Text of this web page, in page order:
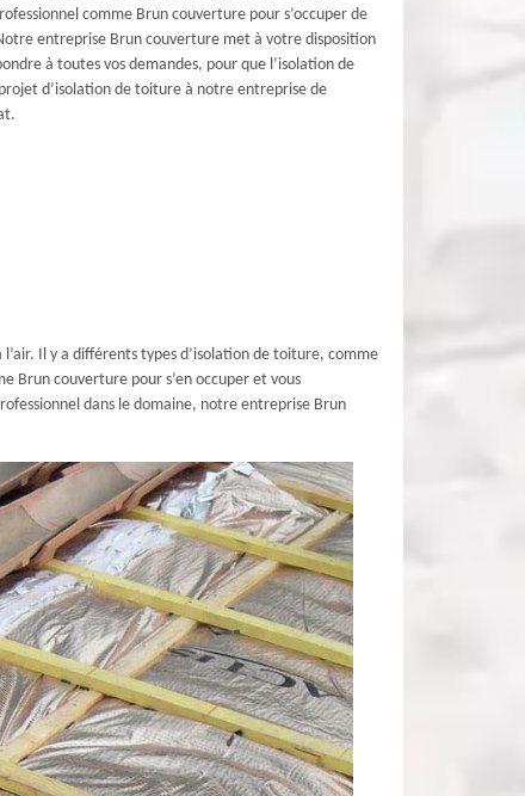
comme Brun couverture pour s’occuper de
entreprise Brun couverture met à votre disposition
à toutes vos demandes, pour que l’isolation de
d’isolation de toiture à notre entreprise de
Il y a différents types d’isolation de toiture, comme
Brun couverture pour s’en occuper et vous
dans le domaine, notre entreprise Brun